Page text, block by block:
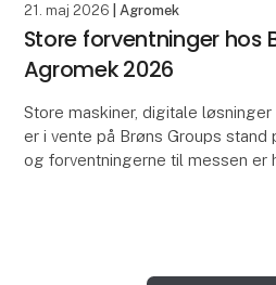
21. maj 2026 | Agromek
Store forventninger hos
Agromek 2026
Store maskiner, digitale
er i vente på Brøns Groups stand
og forventningerne til messen er